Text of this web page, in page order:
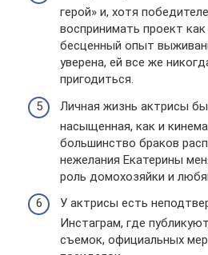
герой» и, хотя
воспринимать проект
бесценный опыт
уверена, ей все же
пригодиться.
Личная жизнь актрисы
насыщенная, как и
большинство браков
нежелания Екатерины
роль домохозяйки и
У актрисы есть
Инстаграм, где
съемок, официальных